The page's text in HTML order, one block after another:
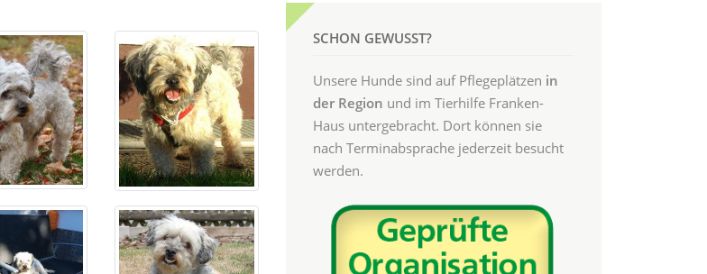
SCHON GEWUSST?
Unsere Hunde sind auf Pflegeplätzen in
der Region und im Tierhilfe Franken-
Haus untergebracht. Dort können sie
nach Terminabsprache jederzeit besucht
werden.